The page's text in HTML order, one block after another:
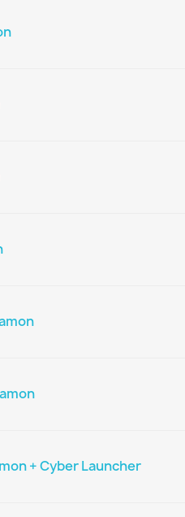
+ Cyber Launcher